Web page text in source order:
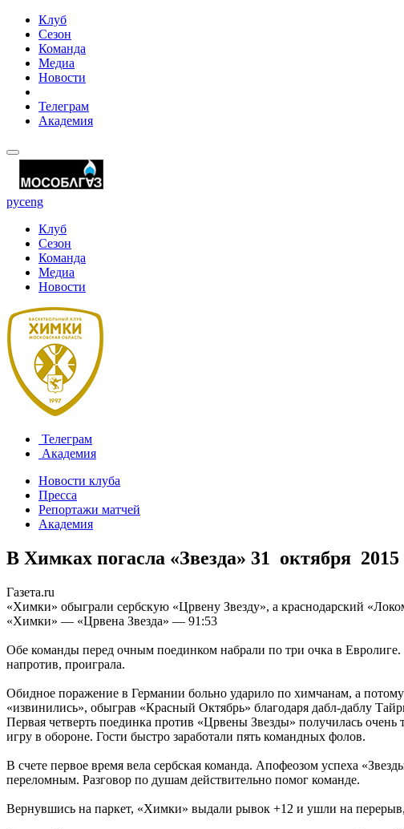
Клуб
Сезон
Команда
Медиа
Новости
Телеграм
Академия
русeng
Клуб
Сезон
Команда
Медиа
Новости
Телеграм
Академия
Новости клуба
Пресса
Репортажи матчей
Академия
В Химках погасла «Звезда» 31 октября 2015
Газета.ru
«Химки» обыграли сербскую «Црвену Звезду», а краснодарский
«Химки» — «Црвена Звезда» — 91:53
Обе команды перед очным поединком набрали по три очка в
напротив, проиграла.
Обидное поражение в Германии больно ударило по химчанам, а
«извинились», обыграв «Красный Октябрь» благодаря дабл-даблу
Первая четверть поединка против «Црвены Звезды» получилась
игру в обороне. Гости быстро заработали пять командных фолов.
В счете первое время вела сербская команда. Апофеозом успеха
переломным. Разговор по душам действительно помог команде.
Вернувшись на паркет, «Химки» выдали рывок +12 и ушли на